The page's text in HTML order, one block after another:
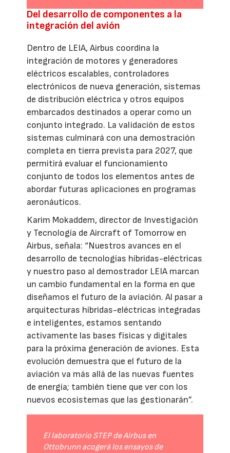
Del desarrollo de componentes a la
integración del avión
Dentro de LEIA, Airbus coordina la
integración de motores y generadores
eléctricos escalables, controladores
electrónicos de nueva generación, sistemas
de distribución eléctrica y otros equipos
embarcados destinados a operar como un
conjunto integrado. La validación de estos
sistemas culminará con una demostración
completa en tierra prevista para 2027, que
permitirá evaluar el funcionamiento
conjunto de todos los elementos antes de
abordar futuras aplicaciones en programas
aeronáuticos.
Karim Mokaddem, director de Investigación
y Tecnología de Aircraft of Tomorrow en
Airbus, señala: “Nuestros avances en el
desarrollo de tecnologías híbridas-eléctricas
y nuestro paso al demostrador LEIA marcan
un cambio fundamental en la forma en que
diseñamos el futuro de la aviación. Al pasar a
arquitecturas híbridas-eléctricas integradas
e inteligentes, estamos sentando
activamente las bases físicas y digitales
para la próxima generación de aviones. Esta
evolución demuestra que el futuro de la
aviación va más allá de las nuevas fuentes
de energía; también tiene que ver con los
nuevos ecosistemas que las gestionarán”.
El laboratorio STEP de Airbus en
Ottobrunn acogerá los ensayos de